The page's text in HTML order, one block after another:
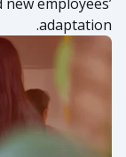
adaptation.